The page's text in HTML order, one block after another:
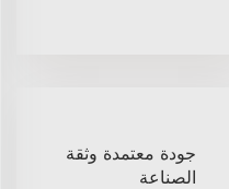
جودة معتمدة وثقة
الصناعة